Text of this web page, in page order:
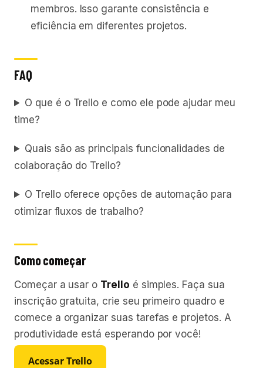
membros. Isso garante consistência e
eficiência em diferentes projetos.
FAQ
O que é o Trello e como ele pode ajudar meu
time?
Quais são as principais funcionalidades de
colaboração do Trello?
O Trello oferece opções de automação para
otimizar fluxos de trabalho?
Como começar
Começar a usar o Trello é simples. Faça sua
inscrição gratuita, crie seu primeiro quadro e
comece a organizar suas tarefas e projetos. A
produtividade está esperando por você!
Acessar Trello